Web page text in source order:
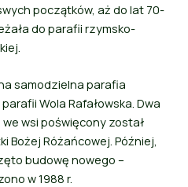
początków, aż do lat 70-
do parafii rzymsko-
samodzielna parafia
Wola Rafałowska. Dwa
wsi poświęcony został
Bożej Różańcowej. Później,
budowę nowego –
w 1988 r.